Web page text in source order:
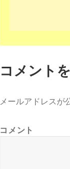
コメント
メールアドレスが
コメント